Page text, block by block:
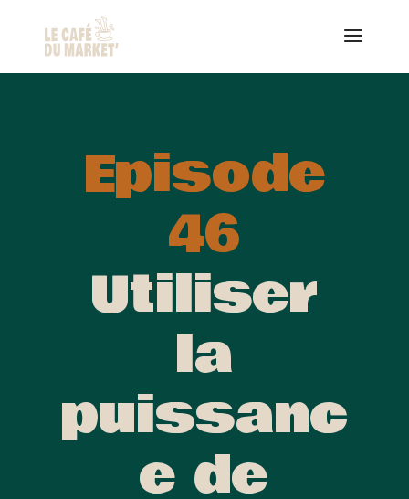
Episode
46
Utiliser
la
puissanc
e de